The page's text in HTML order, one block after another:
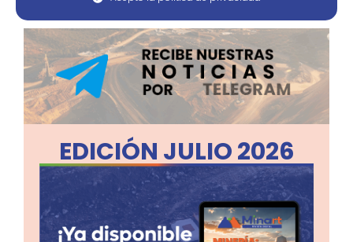
EDICIÓN JULIO 2026